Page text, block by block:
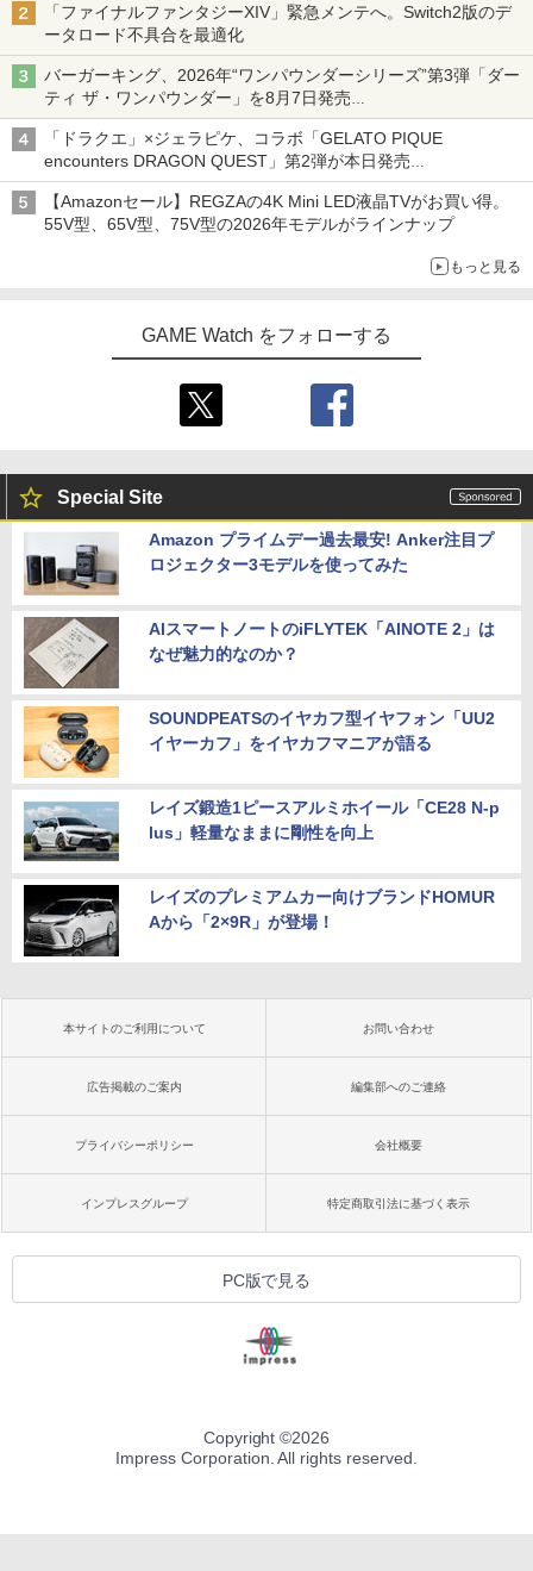
「ファイナルファンタジーXIV」緊急メンテへ。Switch2版のデ
ータロード不具合を最適化
バーガーキング、2026年“ワンパウンダーシリーズ”第3弾「ダー
ティ ザ・ワンパウンダー」を8月7日発売
「特製ガーリックマヨソース」を使用した超大型チーズバーガー
「ドラクエ」×ジェラピケ、コラボ「GELATO PIQUE
encounters DRAGON QUEST」第2弾が本日発売
アイスカップに入ったスライムやわたぼう、ベビーサタンなどが
オリジナルアートで登場
【Amazonセール】REGZAの4K Mini LED液晶TVがお買い得。
55V型、65V型、75V型の2026年モデルがラインナップ
もっと見る
GAME Watch をフォローする
Special Site
Amazon プライムデー過去最安! Anker注目プ
ロジェクター3モデルを使ってみた
AIスマートノートのiFLYTEK「AINOTE 2」は
なぜ魅力的なのか？
SOUNDPEATSのイヤカフ型イヤフォン「UU2
イヤーカフ」をイヤカフマニアが語る
レイズ鍛造1ピースアルミホイール「CE28 N-p
lus」軽量なままに剛性を向上
レイズのプレミアムカー向けブランドHOMUR
Aから「2×9R」が登場！
本サイトのご利用について お問い合わせ
広告掲載のご案内 編集部へのご連絡
プライバシーポリシー 会社概要
インプレスグループ 特定商取引法に基づく表示
PC版で見る
Copyright ©2026
Impress Corporation. All rights reserved.